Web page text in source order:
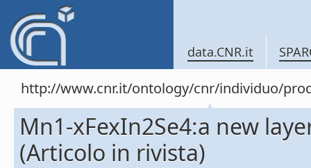
data.CNR.it
http://www.cnr.it/ontology/cnr/individuo/
Mn1-xFexIn2Se4:a new
(Articolo in rivista)